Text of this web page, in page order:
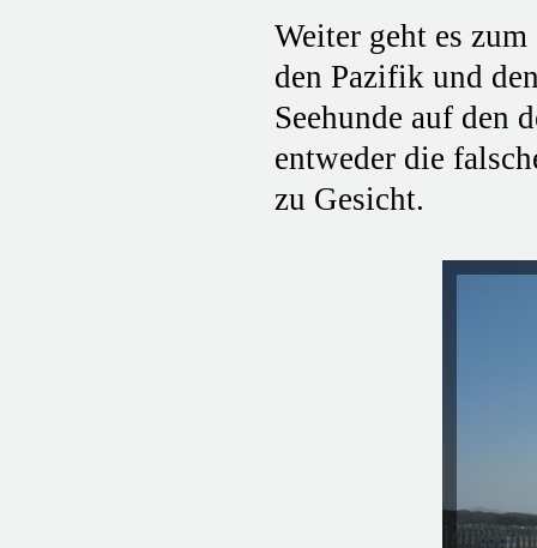
Weiter geht es
den Pazifik und
Seehunde auf den
entweder die
zu Gesicht.